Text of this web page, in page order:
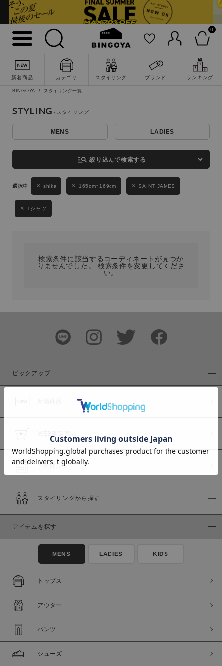
0
新着商品 カテゴリ スタイリング ブランド ランキング
詳細検索
キーワード
性別
MENS LADIES KIDS
ブランド
商品タイプ
通常商品
セール価格
在庫
在庫あり
BINGOYA スタイリング一覧
STYLING
MENS LADIES
manage_search 絞り込んで検索する
shika 165cm~169cm SAINT JAMES
Tシャツ
検索条件に該当するコーディネートが見つか
りませんでした。 検索条件を変更してくださ
い。
ピックアップ
予約商品
スタイリングから探す
アイテムを探す
MENS LADIES KIDS
トップス
アウター
パンツ
シューズ